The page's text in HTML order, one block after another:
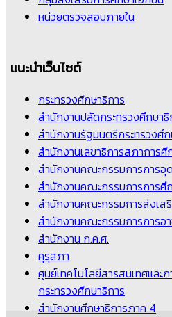
หน่วยตรวจสอบภายใน
แนะนำเว็บไซต์
กระทรวงศึกษาธิการ
สำนักงานปลัดกระทรวงศึกษาธิ
สำนักงานรัฐมนตรีกระทรวงศึก
สำนักงานเลขาธิการสภาการศึ
สำนักงานคณะกรรมการการอุ
สำนักงานคณะกรรมการการศึ
สำนักงานคณะกรรมการส่งเส
สำนักงานคณะกรรมการการอ
สำนักงาน ก.ค.ศ.
คุรุสภา
ศูนย์เทคโนโลยีสารสนเทศและ
กระทรวงศึกษาธิการ
สำนักงานศึกษาธิการภาค 4